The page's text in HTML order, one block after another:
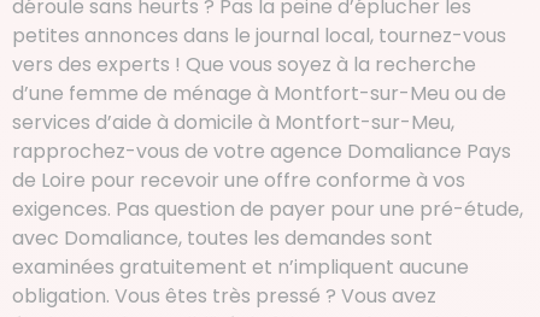
déroule sans heurts ? Pas la peine d’éplucher les
petites annonces dans le journal local, tournez-vous
vers des experts ! Que vous soyez à la recherche
d’une femme de ménage à Montfort-sur-Meu ou de
services d’aide à domicile à Montfort-sur-Meu,
rapprochez-vous de votre agence Domaliance Pays
de Loire pour recevoir une offre conforme à vos
exigences. Pas question de payer pour une pré-étude,
avec Domaliance, toutes les demandes sont
examinées gratuitement et n’impliquent aucune
obligation. Vous êtes très pressé ? Vous avez